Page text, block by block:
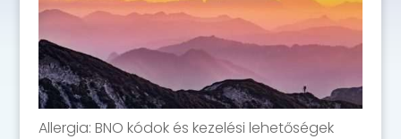
Allergia: BNO kódok és kezelési lehetőségek